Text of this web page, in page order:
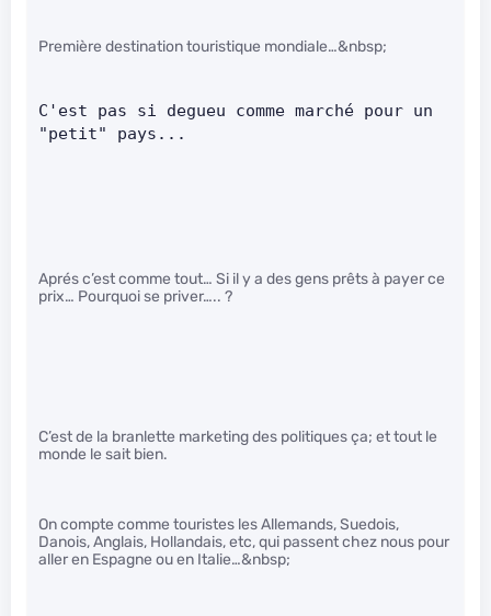
Première destination touristique mondiale…&nbsp;
C'est pas si degueu comme marché pour un
"petit" pays...
Aprés c’est comme tout… Si il y a des gens prêts à payer ce
prix… Pourquoi se priver….. ?
C’est de la branlette marketing des politiques ça; et tout le
monde le sait bien.
On compte comme touristes les Allemands, Suedois,
Danois, Anglais, Hollandais, etc, qui passent chez nous pour
aller en Espagne ou en Italie…&nbsp;